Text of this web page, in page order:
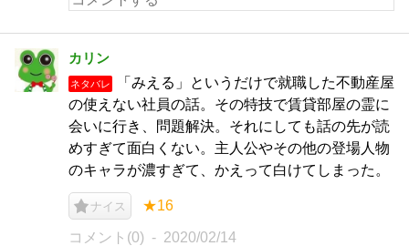
カリン
ネタバレ
「みえる」というだけで就職した不動産屋
の使えない社員の話。その特技で賃貸部屋の霊に
会いに行き、問題解決。それにしても話の先が読
めすぎて面白くない。主人公やその他の登場人物
のキャラが濃すぎて、かえって白けてしまった。
ナイス ★16
コメント(0) 2020/02/14